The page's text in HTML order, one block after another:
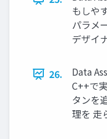
もしや
パラメ
デザイ
26.
Data
C++で
タンを
理を 走